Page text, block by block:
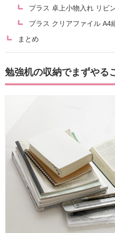
プラス 卓上小物入れ リビ
プラス クリアファイル A4
まとめ
勉強机の収納でまずやる